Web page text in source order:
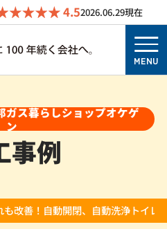
4.52026.06.29現在
MENU
ガス暮らしショップオケゲ
ン
事例
も改善！自動開閉、自動洗浄トイレ